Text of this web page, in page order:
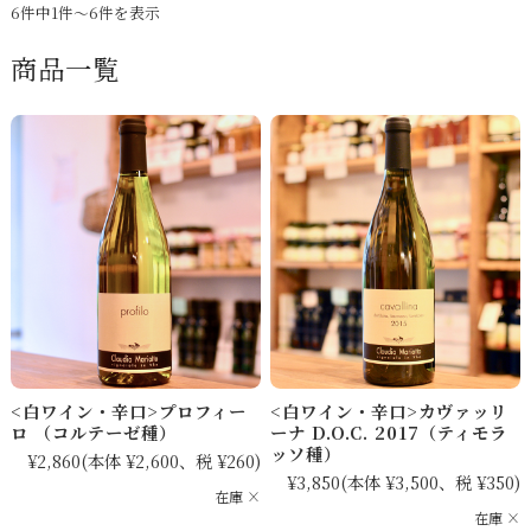
6件中1件～6件を表示
商品一覧
<白ワイン・辛口>プロフィー
ロ （コルテーゼ種）
¥2,860(本体 ¥2,600、税 ¥260)
在庫 ×
<白ワイン・辛口>カヴァッリ
ーナ D.O.C. 2017（ティモラ
ッソ種）
¥3,850(本体 ¥3,500、税 ¥350)
在庫 ×